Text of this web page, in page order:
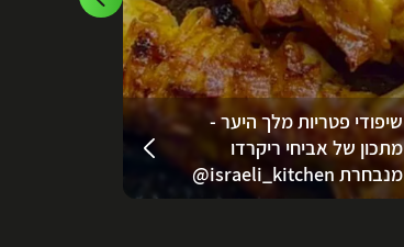
שיפודי פטריות מלך היער -
מתכון של אביחי ריקרדו
מנבחרת ‪‪@israeli_kitchen‬‬